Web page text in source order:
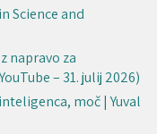
Science and
napravo za
– 31. julij 2026)
moč | Yuval